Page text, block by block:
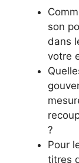
son
dans
votre
?
Pour
titres